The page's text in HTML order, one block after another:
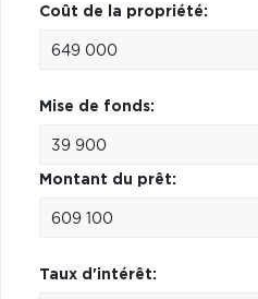
Coût de la propriété:
Mise de fonds:
Montant du prêt:
Taux d'intérêt: